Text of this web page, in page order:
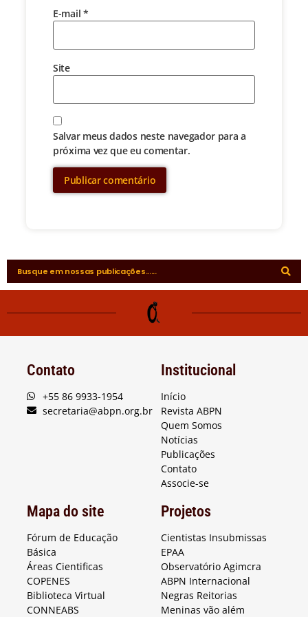
E-mail *
Site
Salvar meus dados neste navegador para a
próxima vez que eu comentar.
Contato
+55 86 9933-1954
secretaria@abpn.org.br
Institucional
Início
Revista ABPN
Quem Somos
Notícias
Publicações
Contato
Associe-se
Mapa do site
Fórum de Educação
Básica
Áreas Cientificas
COPENES
Biblioteca Virtual
CONNEABS
Projetos
Cientistas Insubmissas
EPAA
Observatório Agimcra
ABPN Internacional
Negras Reitorias
Meninas vão além